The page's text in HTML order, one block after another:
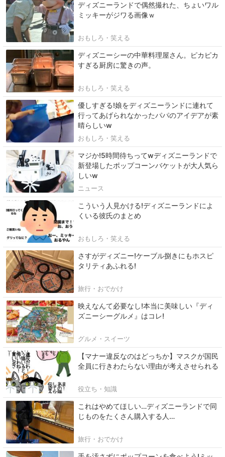
ディズニーランドで偶然撮れた、ちょいワル
ミッキーがジワる画像ｗ
おもしろ・笑える
ディズニーシーの中華料理屋さん。ピカピカ
すぎる厨房に驚きの声。
おもしろ・笑える
優しすぎる!娘をディズニーランドに連れて
行ってあげられなかったパパのアイデアが素
晴らしいw
おもしろ・笑える
マジか!5時間待ちってwディズニーランドで
新登場したポップコーンバケットが大人気ら
しいw
ニュース
こういう人見かける!ディズニーランドによ
くいる彼氏のまとめ
おもしろ・笑える
さすがディズニー!ケーブル捌きにもホスピ
タリティあふれる!
旅行・おでかけ
映えなんて必要なし!本当に美味しい『ディ
ズニーシーグルメ』はコレ!
グルメ・スイーツ
【マナー違反なのはどっちか】マスクが国民
全員に行きわたらない理由が考えさせられる
役立ち・知識
これはやめてほしい…ディズニーランドで同
じものをたくさん購入する人…
旅行・おでかけ